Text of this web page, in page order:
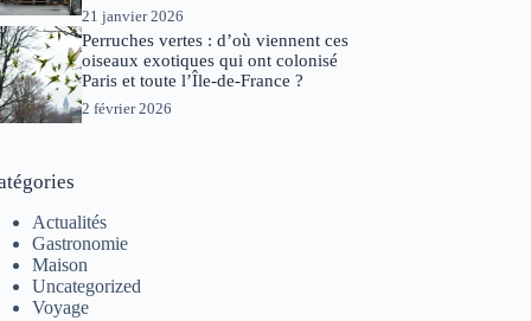
21 janvier 2026
Perruches vertes : d’où viennent ces
oiseaux exotiques qui ont colonisé
Paris et toute l’Île-de-France ?
2 février 2026
Actualités
Gastronomie
Maison
Uncategorized
Voyage